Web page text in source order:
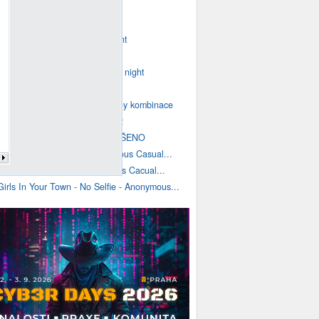
a girl from your city tonight
your perfect match for the night
Vše nenahradí všechny kombinace
pod čarou u LO 25.2
na samolepící štítky VYŘEŠENO
From Your City - Anonymous Casual...
In Your Town - Anonymous Cacual...
In Your Town - No Selfie - Anonymous...